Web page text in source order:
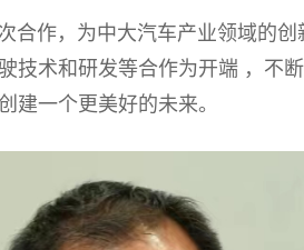
作，为中大汽车产业领域的创
技术和研发等合作为开端 ，不
建一个更美好的未来。